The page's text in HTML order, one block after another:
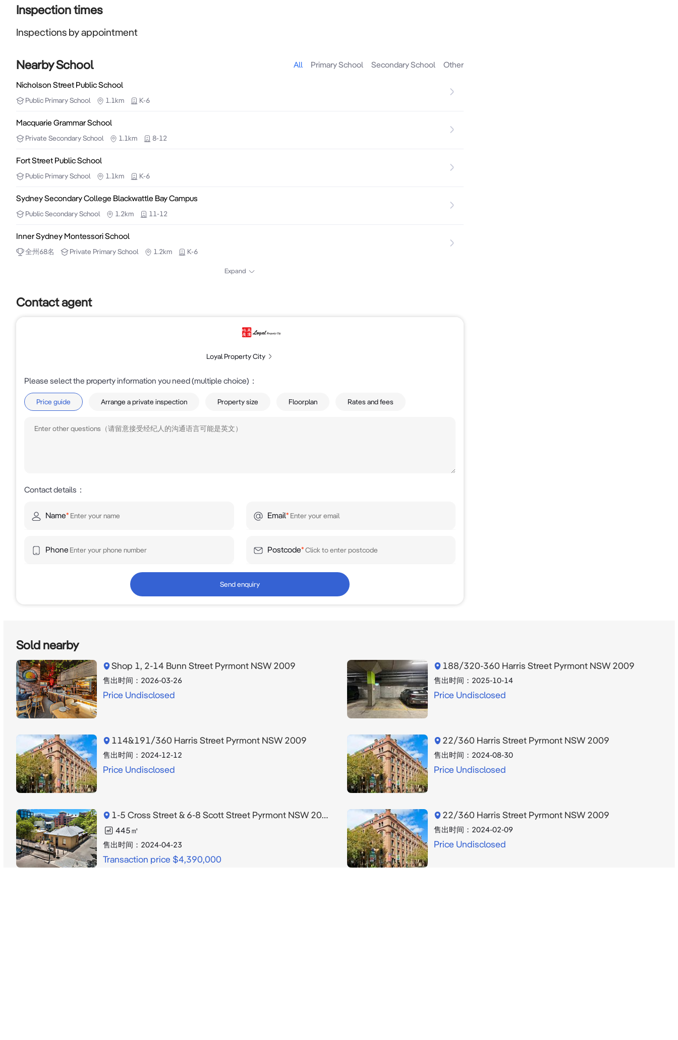
形象与实用性的专业人士的理想之选。
充沛，更带一个25平方米的私人带顶露台，可将Sydney Harbour、码头及Pirrama Park的壮丽景色尽收眼底。
面积约137平方米，为复式设计，装修品质上乘
布局实用，设有多个工作站、会议区和两间独立主管办公室
楼上设有带淋浴的独立卫浴，另设小厨房和客用洗手间
一个安全的带顶停车位
室内已铺设光纤网络
Inspection times
Inspections by appointment
Nearby School All Primary School Secondary School Other
Nicholson Street Public School
Public Primary School 1.1km K-6
Macquarie Grammar School
Private Secondary School 1.1km 8-12
Fort Street Public School
Public Primary School 1.1km K-6
Sydney Secondary College Blackwattle Bay Campus
PublicSecondary School 1.2km 11-12
Inner Sydney Montessori School
全州 68名 Private Primary School 1.2km K-6
Expand
Contact agent
Loyal Property City
Please select the property information you need (multiple choice) ：
Price guide Arrange a private inspection Property size Floorplan Rates and fees
Contact details ：
Name* Email*
Phone Postcode*
Send enquiry
Sold nearby
Shop 1, 2-14 Bunn Street Pyrmont NSW 2009
售出时间： 2026-03-26
Price Undisclosed
188/320-360 Harris Street Pyrmont NSW 2009
售出时间： 2025-10-14
Price Undisclosed
114&191/360 Harris Street Pyrmont NSW 2009
售出时间： 2024-12-12
Price Undisclosed
22/360 Harris Street Pyrmont NSW 2009
售出时间： 2024-08-30
Price Undisclosed
1-5 Cross Street & 6-8 Scott Street Pyrmont NSW 2009
445㎡
售出时间： 2024-04-23
Transaction price $4,390,000
22/360 Harris Street Pyrmont NSW 2009
售出时间： 2024-02-09
Price Undisclosed